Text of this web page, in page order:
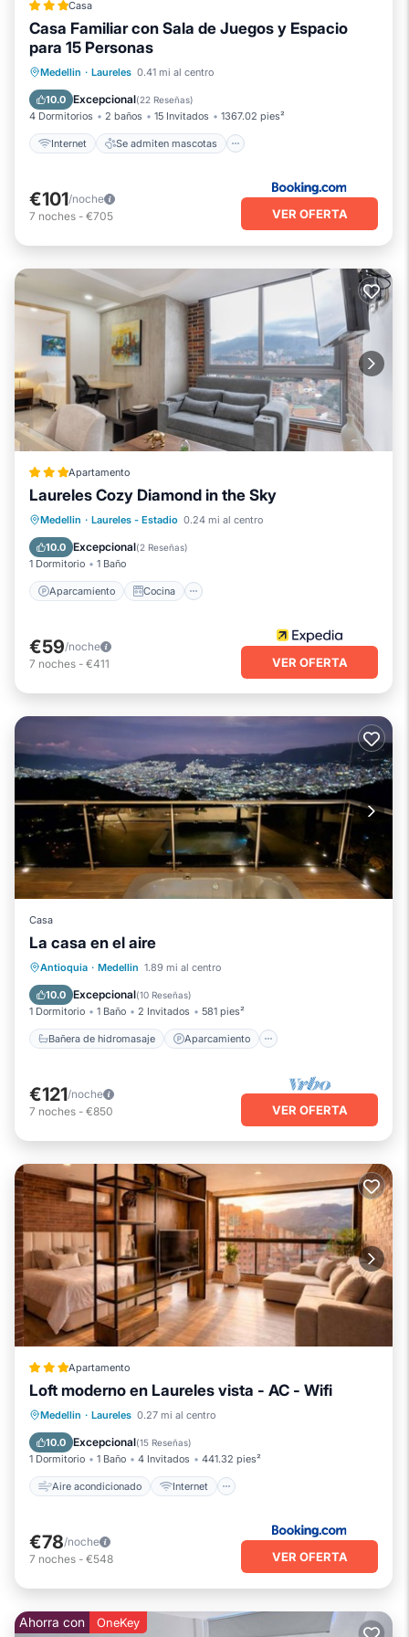
Casa
Casa Familiar con Sala de Juegos y Espacio
para 15 Personas
Medellin · Laureles 0.41 mi al centro
10.0 Excepcional(22 Reseñas)
4 Dormitorios 2 baños 15 Invitados 1367.02 pies²
Internet Se admiten mascotas
Internet
Se admiten mascotas
Apto para niños
€101/noche
7 noches - €705 VER OFERTA
Apartamento
Laureles Cozy Diamond in the Sky
Medellin · Laureles - Estadio 0.24 mi al centro
10.0 Excepcional(2 Reseñas)
1 Dormitorio 1 Baño
Aparcamiento Cocina
Aparcamiento Cocina
Internet
Apto para niños
€59/noche
7 noches - €411 VER OFERTA
Casa
La casa en el aire
Antioquia · Medellin 1.89 mi al centro
10.0 Excepcional(10 Reseñas)
1 Dormitorio 1 Baño 2 Invitados 581 pies²
Bañera de hidromasaje Aparcamiento
Bañera de hidromasaje
Cocina
Internet
€121/noche
7 noches - €850 VER OFERTA
Apartamento
Loft moderno en Laureles vista - AC - Wifi
Medellin · Laureles 0.27 mi al centro
10.0 Excepcional(15 Reseñas)
1 Dormitorio 1 Baño 4 Invitados 441.32 pies²
Aire acondicionado Internet
Aire acondicionado
Se admiten mascotas
€78/noche
7 noches - €548 VER OFERTA
Ahorra con OneKey